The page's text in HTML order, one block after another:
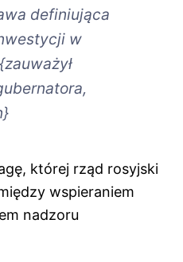
definiująca
w
której rząd rosyjski
wspieraniem
nadzoru